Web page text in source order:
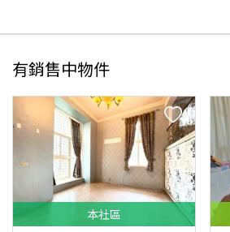
有銷售中物件
本社區